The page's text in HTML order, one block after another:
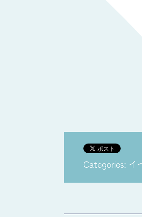
Categories: イ